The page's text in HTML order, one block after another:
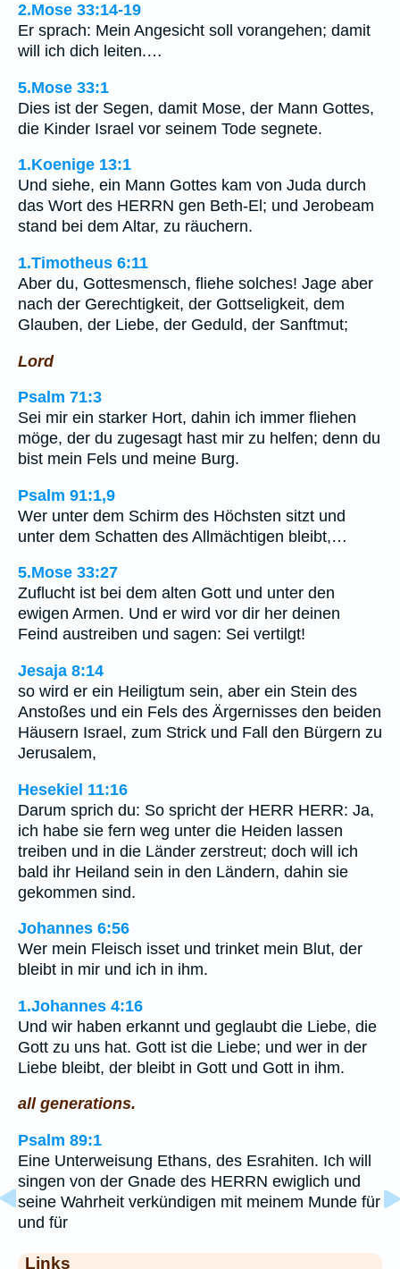
2.Mose 33:14-19
Er sprach: Mein Angesicht soll vorangehen; damit
will ich dich leiten.…
5.Mose 33:1
Dies ist der Segen, damit Mose, der Mann Gottes,
die Kinder Israel vor seinem Tode segnete.
1.Koenige 13:1
Und siehe, ein Mann Gottes kam von Juda durch
das Wort des HERRN gen Beth-El; und Jerobeam
stand bei dem Altar, zu räuchern.
1.Timotheus 6:11
Aber du, Gottesmensch, fliehe solches! Jage aber
nach der Gerechtigkeit, der Gottseligkeit, dem
Glauben, der Liebe, der Geduld, der Sanftmut;
Lord
Psalm 71:3
Sei mir ein starker Hort, dahin ich immer fliehen
möge, der du zugesagt hast mir zu helfen; denn du
bist mein Fels und meine Burg.
Psalm 91:1,9
Wer unter dem Schirm des Höchsten sitzt und
unter dem Schatten des Allmächtigen bleibt,…
5.Mose 33:27
Zuflucht ist bei dem alten Gott und unter den
ewigen Armen. Und er wird vor dir her deinen
Feind austreiben und sagen: Sei vertilgt!
Jesaja 8:14
so wird er ein Heiligtum sein, aber ein Stein des
Anstoßes und ein Fels des Ärgernisses den beiden
Häusern Israel, zum Strick und Fall den Bürgern zu
Jerusalem,
Hesekiel 11:16
Darum sprich du: So spricht der HERR HERR: Ja,
ich habe sie fern weg unter die Heiden lassen
treiben und in die Länder zerstreut; doch will ich
bald ihr Heiland sein in den Ländern, dahin sie
gekommen sind.
Johannes 6:56
Wer mein Fleisch isset und trinket mein Blut, der
bleibt in mir und ich in ihm.
1.Johannes 4:16
Und wir haben erkannt und geglaubt die Liebe, die
Gott zu uns hat. Gott ist die Liebe; und wer in der
Liebe bleibt, der bleibt in Gott und Gott in ihm.
all generations.
Psalm 89:1
Eine Unterweisung Ethans, des Esrahiten. Ich will
singen von der Gnade des HERRN ewiglich und
seine Wahrheit verkündigen mit meinem Munde für
und für
Links